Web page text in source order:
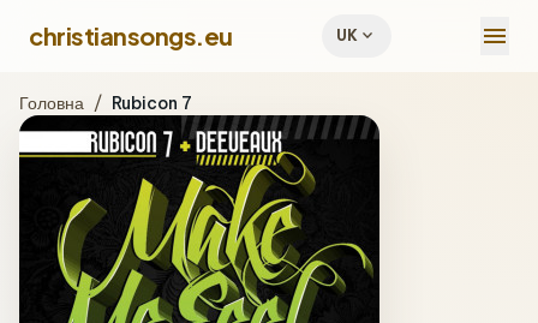
christiansongs.eu UKexpand_more menu
Головна / Rubicon 7